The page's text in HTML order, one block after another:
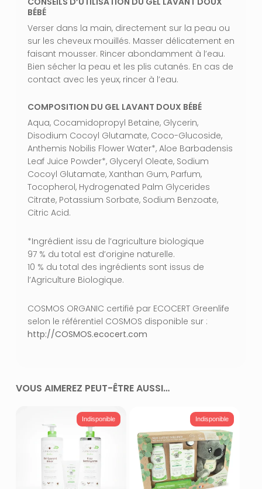
Aller À La Boutique
BÉBÉ
Verser dans la main, directement sur la peau ou
sur les cheveux mouillés. Masser délicatement en
faisant mousser. Rincer abondamment à l’eau.
Bien sécher la peau et les plis cutanés. En cas de
contact avec les yeux, rincer à l’eau.
COMPOSITION DU GEL LAVANT DOUX BÉBÉ
Aqua, Cocamidopropyl Betaine, Glycerin,
Disodium Cocoyl Glutamate, Coco-Glucoside,
Anthemis Nobilis Flower Water*, Aloe Barbadensis
Leaf Juice Powder*, Glyceryl Oleate, Sodium
Cocoyl Glutamate, Xanthan Gum, Parfum,
Tocopherol, Hydrogenated Palm Glycerides
Citrate, Potassium Sorbate, Sodium Benzoate,
Citric Acid.
*Ingrédient issu de l’agriculture biologique
97 % du total est d’origine naturelle.
10 % du total des ingrédients sont issus de
l’Agriculture Biologique.
COSMOS ORGANIC certifié par ECOCERT Greenlife
selon le référentiel COSMOS disponible sur :
http://COSMOS.ecocert.com
VOUS AIMEREZ PEUT-ÊTRE AUSSI…
Indisponible Indisponible